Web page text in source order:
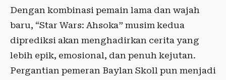
Dengan kombinasi pemain lama dan wajah
baru, “Star Wars: Ahsoka” musim kedua
diprediksi akan menghadirkan cerita yang
lebih epik, emosional, dan penuh kejutan.
Pergantian pemeran Baylan Skoll pun menjadi